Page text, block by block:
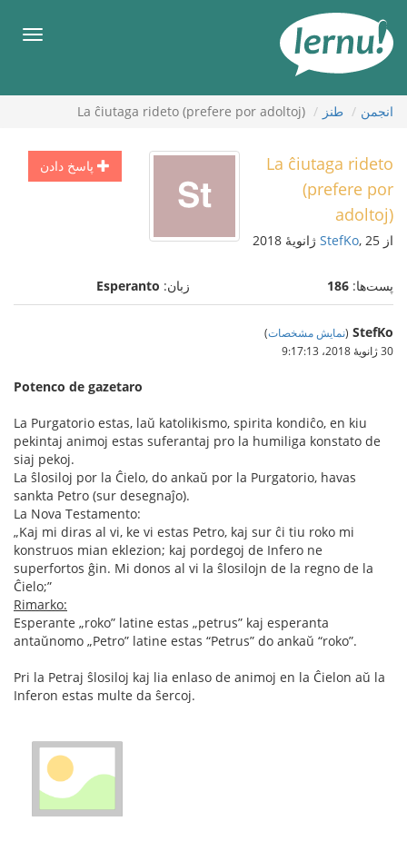
محتوا
انجمن طنز La ĉiutaga rideto (prefere por adoltoj)
پاسخ دادن
La ĉiutaga rideto
(prefere por
adoltoj)
از StefKo, 25 ژانویهٔ 2018
پست‌ها: 186 زبان: Esperanto
StefKo
(نمایش مشخصات)
30 ژانویهٔ 2018،‏ 9:17:13
Potenco de gazetaro
La Purgatorio estas, laŭ katolikismo, spirita kondiĉo, en kiu
pekintaj animoj estas suferantaj pro la humiliga konstato de
siaj pekoj.
La ŝlosiloj por la Ĉielo, do ankaŭ por la Purgatorio, havas
sankta Petro (sur desegnaĵo).
La Nova Testamento:
„Kaj mi diras al vi, ke vi estas Petro, kaj sur ĉi tiu roko mi
konstruos mian eklezion; kaj pordegoj de Infero ne
superfortos ĝin. Mi donos al vi la ŝlosilojn de la regno de la
Ĉielo;”
Rimarko:
Esperante „roko” latine estas „petrus” kaj esperanta
antaŭnomo „Petro” latine estas “Petrus” do ankaŭ “roko”.
Pri la Petraj ŝlosiloj kaj lia enlaso de animoj en la Ĉielon aŭ la
Inferon estas multe da ŝercoj.